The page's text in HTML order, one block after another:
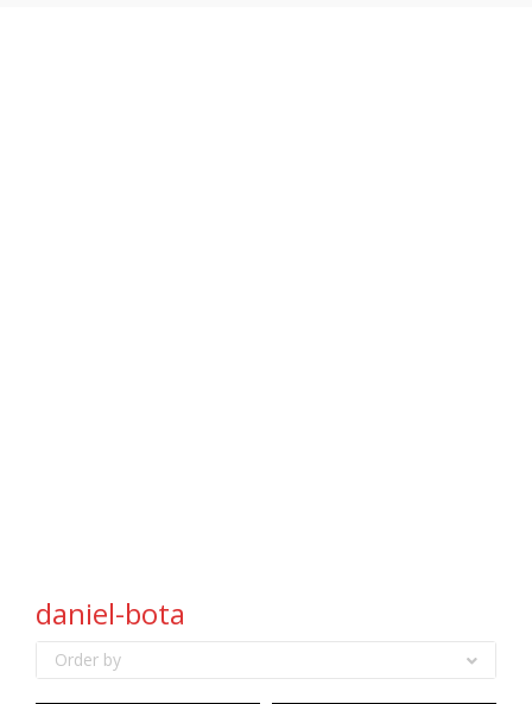
daniel-bota
Order by